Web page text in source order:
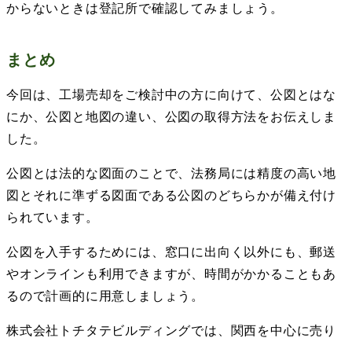
からないときは登記所で確認してみましょう。
まとめ
今回は、工場売却をご検討中の方に向けて、公図とはな
にか、公図と地図の違い、公図の取得方法をお伝えしま
した。
公図とは法的な図面のことで、法務局には精度の高い地
図とそれに準ずる図面である公図のどちらかが備え付け
られています。
公図を入手するためには、窓口に出向く以外にも、郵送
やオンラインも利用できますが、時間がかかることもあ
るので計画的に用意しましょう。
株式会社トチタテビルディングでは、関西を中心に売り